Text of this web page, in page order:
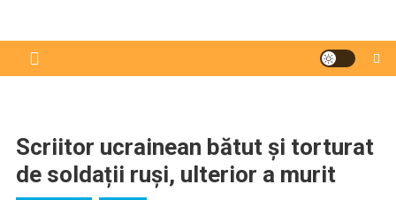
Scriitor ucrainean bătut și torturat
de soldații ruși, ulterior a murit